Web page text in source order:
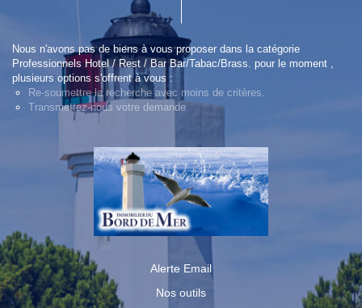
Nous n'avons pas de biens à vous proposer dans la catégorie
Professionnels Hotel / Rest / Bar Bar/Tabac/Brass. pour le moment ,
plusieurs options s'offrent à vous :
Re-soumettre la recherche avec moins de critères.
Transmettez-nous votre demande
Alerte Email
Nos outils